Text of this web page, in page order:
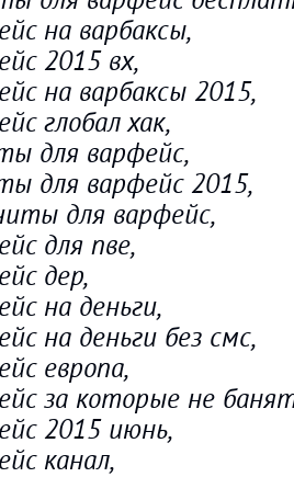
на варбаксы,
2015 вх,
на варбаксы 2015,
глобал хак,
для варфейс,
для варфейс 2015,
для варфейс,
для пве,
дер,
на деньги,
на деньги без смс,
европа,
за которые не
2015 июнь,
канал,